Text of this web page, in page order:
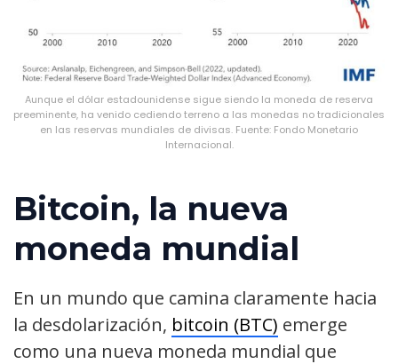
Aunque el dólar estadounidense sigue siendo la moneda de reserva
preeminente, ha venido cediendo terreno a las monedas no tradicionales
en las reservas mundiales de divisas. Fuente: Fondo Monetario
Internacional.
Bitcoin, la nueva
moneda mundial
En un mundo que camina claramente hacia
la desdolarización, bitcoin (BTC) emerge
como una nueva moneda mundial que